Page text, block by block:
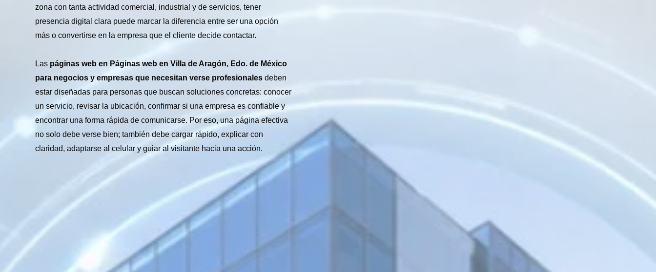
zona con tanta actividad comercial, industrial y de servicios, tener
presencia digital clara puede marcar la diferencia entre ser una opción
más o convertirse en la empresa que el cliente decide contactar.
Las páginas web en Páginas web en Villa de Aragón, Edo. de México
para negocios y empresas que necesitan verse profesionales deben
estar diseñadas para personas que buscan soluciones concretas: conocer
un servicio, revisar la ubicación, confirmar si una empresa es confiable y
encontrar una forma rápida de comunicarse. Por eso, una página efectiva
no solo debe verse bien; también debe cargar rápido, explicar con
claridad, adaptarse al celular y guiar al visitante hacia una acción.